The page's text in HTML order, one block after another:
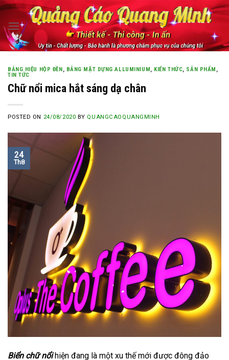
Skip
content
BẢNG HIỆU HỘP ĐỀN, BẢNG MẶT DỰNG ALLUMINIUM, KIẾN THỨC, SẢN PHẨM ,
TIN TỨC
Chữ nổi mica hắt sáng dạ chân
POSTED ON 24/08/2020 BY QUANGCAOQUANGMINH
24
Th8
Biển chữ nổihiện đang là một xu thế mới được đông đảo